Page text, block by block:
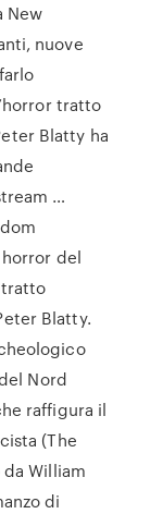
New
nuove
tratto
Blatty ha
…
del
tratto
Blatty.
Nord
raffigura il
(The
William
di